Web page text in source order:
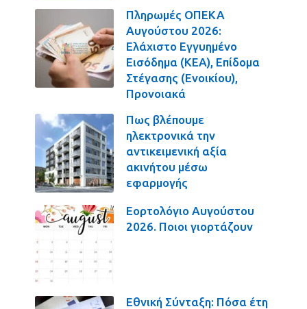
Πληρωμές ΟΠΕΚΑ
Αυγούστου 2026:
Ελάχιστο Εγγυημένο
Εισόδημα (ΚΕΑ), Επίδομα
Στέγασης (Ενοικίου),
Προνοιακά
Πως βλέπουμε
ηλεκτρονικά την
αντικειμενική αξία
ακινήτου μέσω
εφαρμογής
Εορτολόγιο Αυγούστου
2026. Ποιοι γιορτάζουν
Εθνική Σύνταξη: Πόσα έτη